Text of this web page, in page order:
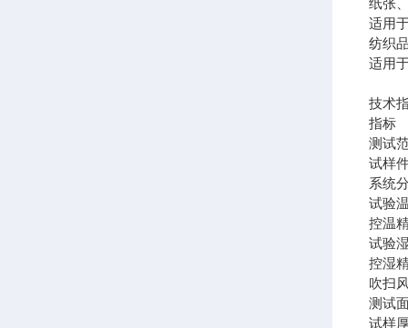
纸
适用
纺织
适用
技术
指
测试
试样
系统
试验
控温
试验
控湿
吹扫
测试
试样